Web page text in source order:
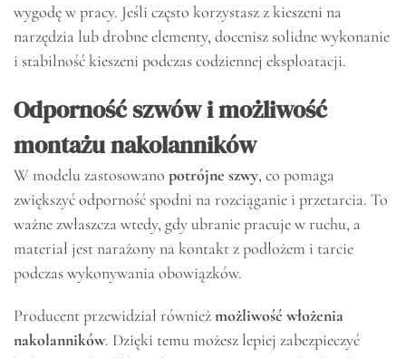
wygodę w pracy. Jeśli często korzystasz z kieszeni na
narzędzia lub drobne elementy, docenisz solidne wykonanie
i stabilność kieszeni podczas codziennej eksploatacji.
Odporność szwów i możliwość
montażu nakolanników
W modelu zastosowano potrójne szwy, co pomaga
zwiększyć odporność spodni na rozciąganie i przetarcia. To
ważne zwłaszcza wtedy, gdy ubranie pracuje w ruchu, a
materiał jest narażony na kontakt z podłożem i tarcie
podczas wykonywania obowiązków.
Producent przewidział równieżmożliwość włożenia
nakolanników. Dzięki temu możesz lepiej zabezpieczyć